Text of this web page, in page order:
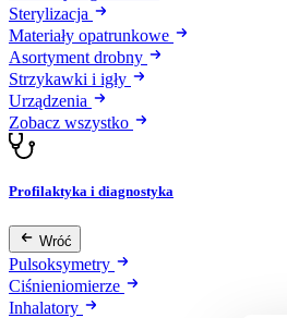
Sterylizacja
Materiały opatrunkowe
Asortyment drobny
Strzykawki i igły
Urządzenia
Zobacz wszystko
Profilaktyka i diagnostyka
Wróć
Pulsoksymetry
Ciśnieniomierze
Inhalatory